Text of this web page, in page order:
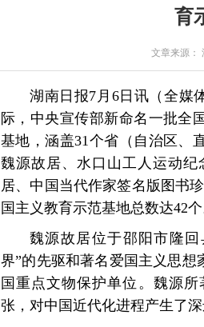
育
文章来源：
湖南日报7月6日讯（全媒
际，中央宣传部新命名一批全
基地，涵盖31个省（自治区、
魏源故居、水口山工人运动
居、中国当代作家签名版图书
国主义教育示范基地总数达42个
魏源故居位于邵阳市隆
界”的先驱和著名爱国主义思
国重点文物保护单位。魏源
张，对中国近代化进程产生了深